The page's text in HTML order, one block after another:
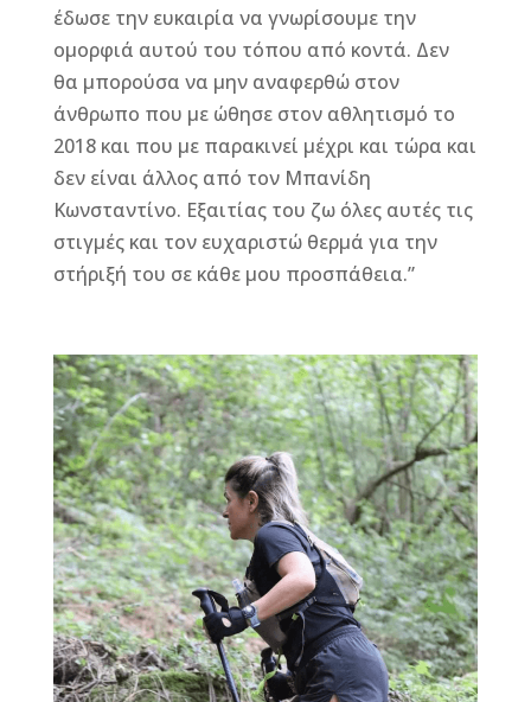
έδωσε την ευκαιρία να γνωρίσουμε την
ομορφιά αυτού του τόπου από κοντά. Δεν
θα μπορούσα να μην αναφερθώ στον
άνθρωπο που με ώθησε στον αθλητισμό το
2018 και που με παρακινεί μέχρι και τώρα και
δεν είναι άλλος από τον Μπανίδη
Κωνσταντίνο. Εξαιτίας του ζω όλες αυτές τις
στιγμές και τον ευχαριστώ θερμά για την
στήριξή του σε κάθε μου προσπάθεια.”